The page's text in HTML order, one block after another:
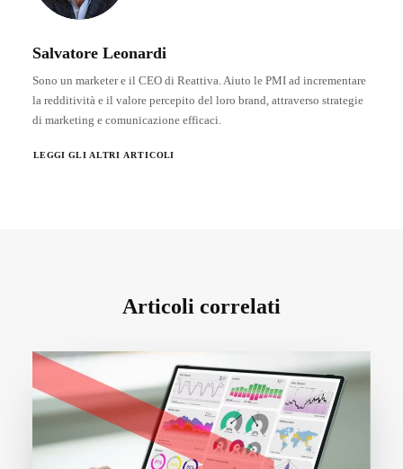
Salvatore Leonardi
Sono un marketer e il CEO di Reattiva. Aiuto le PMI ad incrementare
la redditività e il valore percepito del loro brand, attraverso strategie
di marketing e comunicazione efficaci.
LEGGI GLI ALTRI ARTICOLI
Articoli correlati